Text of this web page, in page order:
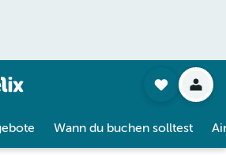
Wann du buchen solltest